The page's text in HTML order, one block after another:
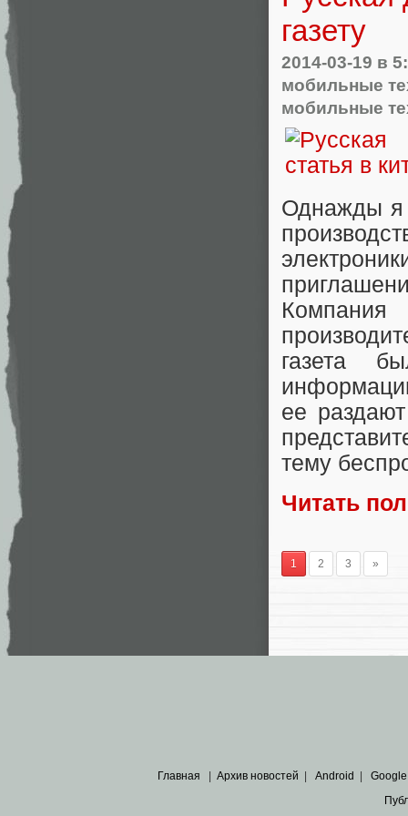
газету
2014-03-19 в
мобильные
мобильные
Однажды я
газета
ее
тему
Читать
1 2 3 »
Главная Архив новостей Android Google